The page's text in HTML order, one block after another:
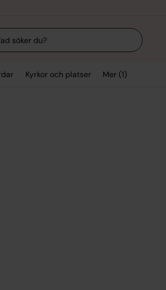
Kyrkor och platser Mer (1)